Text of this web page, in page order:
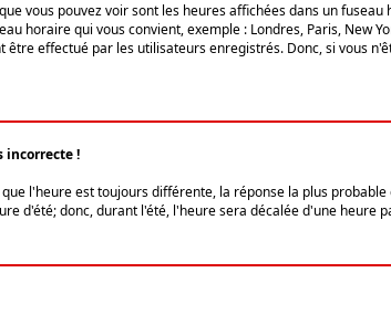
vous pouvez voir sont les heures affichées dans un
horaire qui vous convient, exemple : Londres, Paris, New
effectué par les utilisateurs enregistrés. Donc, si vous
incorrecte !
l'heure est toujours différente, la réponse la plus
d'été; donc, durant l'été, l'heure sera décalée d'une heure